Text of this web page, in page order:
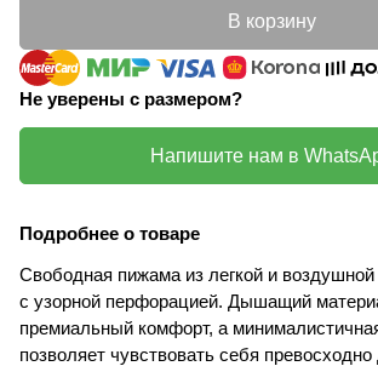
В корзину
Не уверены с размером?
Напишите нам в
Подробнее о товаре
Свободная пижама из легкой и воздушной
с узорной перфорацией. Дышащий
премиальный комфорт, а
позволяет чувствовать себя